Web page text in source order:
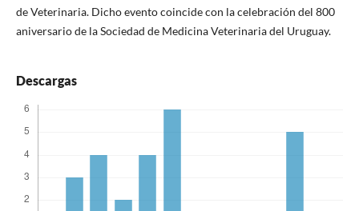
de Veterinaria. Dicho evento coincide con la celebración del 800
aniversario de la Sociedad de Medicina Veterinaria del Uruguay.
Descargas